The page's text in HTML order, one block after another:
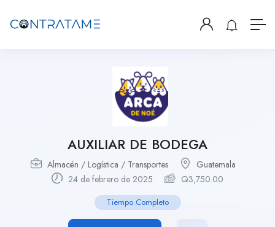
AUXILIAR DE BODEGA
Almacén / Logística / Transportes
Guatemala
24 de febrero de 2025
Q3,750.00
Tiempo Completo